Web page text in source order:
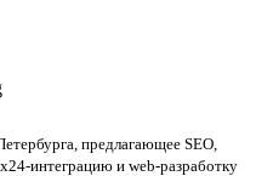
предлагающее SEO,
интеграцию и web-разработку